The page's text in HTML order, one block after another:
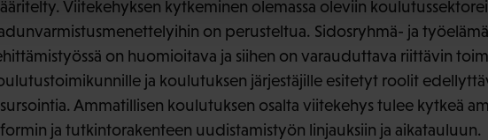
Viitekehyksen kytkeminen olemassa oleviin
on perusteltua. Sidosryhmä- ja
on huomioitava ja siihen on varauduttava riittävin
ja koulutuksen järjestäjille esitetyt roolit
Ammatillisen koulutuksen osalta viitekehys tulee kytkeä
ja tutkintorakenteen uudistamistyön linjauksiin ja aikatauluun.